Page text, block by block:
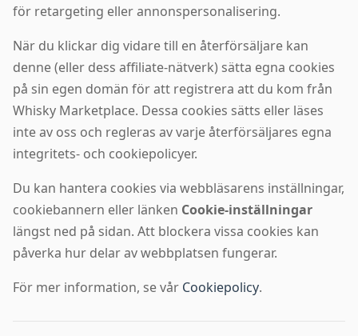
för retargeting eller annonspersonalisering.
När du klickar dig vidare till en återförsäljare kan
denne (eller dess affiliate-nätverk) sätta egna cookies
på sin egen domän för att registrera att du kom från
Whisky Marketplace. Dessa cookies sätts eller läses
inte av oss och regleras av varje återförsäljares egna
integritets- och cookiepolicyer.
Du kan hantera cookies via webbläsarens inställningar,
cookiebannern eller länken Cookie-inställningar
längst ned på sidan. Att blockera vissa cookies kan
påverka hur delar av webbplatsen fungerar.
För mer information, se vår Cookiepolicy.